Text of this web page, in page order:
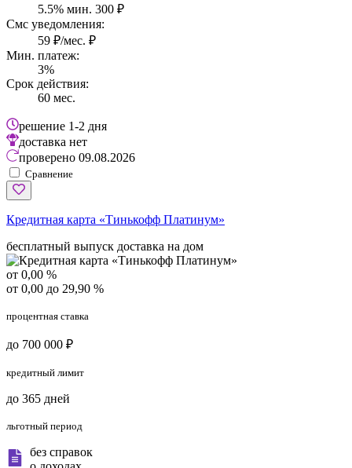
5.5% мин. 300 ₽
Смс уведомления:
59 ₽/мес. ₽
Мин. платеж:
3%
Срок действия:
60 мес.
решение 1-2 дня
доставка нет
проверено 09.08.2026
Сравнение
Кредитная карта «Тинькофф Платинум»
бесплатный выпуск доставка на дом
от 0,00 %
от 0,00 до 29,90 %
процентная ставка
до 700 000 ₽
кредитный лимит
до 365 дней
льготный период
без справок